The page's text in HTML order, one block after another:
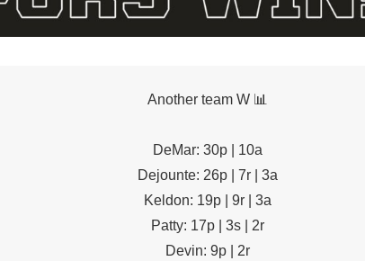
Another team W 📊
DeMar: 30p | 10a
Dejounte: 26p | 7r | 3a
Keldon: 19p | 9r | 3a
Patty: 17p | 3s | 2r
Devin: 9p | 2r